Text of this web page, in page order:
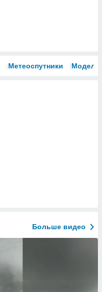
Метеоспутники Модели
Больше видео